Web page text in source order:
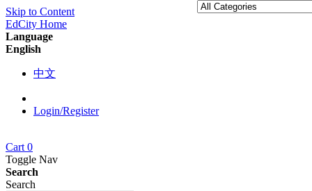
Skip to Content
EdCity Home
Language
English
中文
Login/Register
Cart 0
Toggle Nav
Search
Search